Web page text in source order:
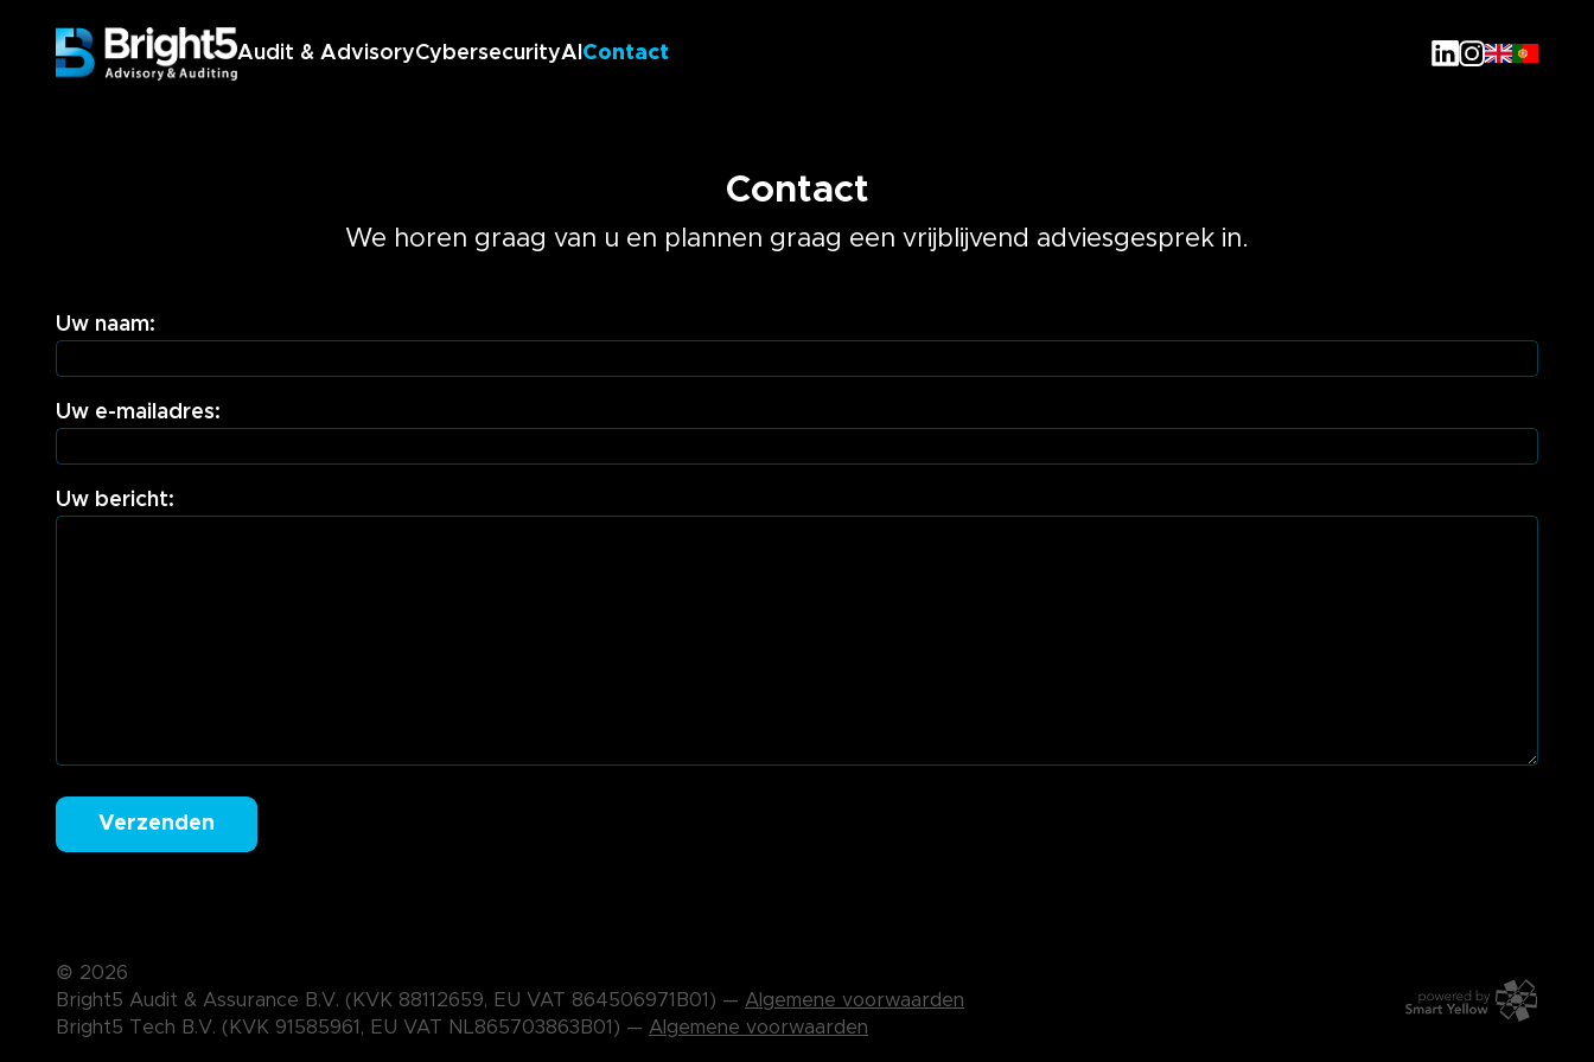
Audit & AdvisoryCybersecurityAI Contact LinkedIn
Instagram
Contact
We horen graag van u en plannen graag een vrijblijvend adviesgesprek in.
Uw naam:
Uw e-mailadres:
Uw bericht:
Verzenden
© 2026
Bright5 Audit & Assurance B.V. (KVK 88112659, EU VAT 864506971B01) — Algemene voorwaarden
Bright5 Tech B.V. (KVK 91585961, EU VAT NL865703863B01) — Algemene voorwaarden